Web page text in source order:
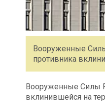
Вооруженные
противника
Вооруженные Силы
вклинившейся на